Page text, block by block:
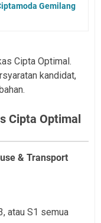
Gemilang
Cipta Optimal.
kandidat,
Cipta Optimal
& Transport
atau S1 semua